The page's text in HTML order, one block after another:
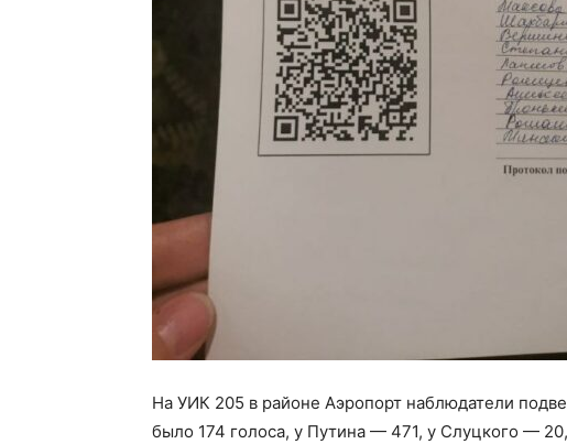
На УИК 205 в районе Аэропорт наблюдатели
было 174 голоса, у Путина — 471, у Слуцкого —